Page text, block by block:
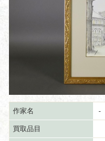
作家名 -
買取品目